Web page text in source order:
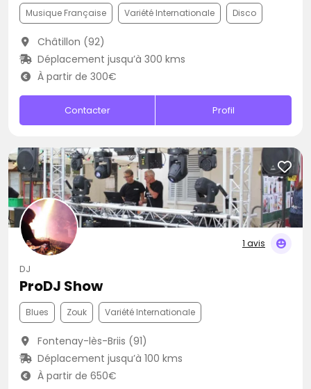
Musique Française Variété Internationale Disco
Châtillon (92)
Déplacement jusqu’à 300 kms
À partir de 300€
Contacter Profil
1 avis
DJ
ProDJ Show
Blues Zouk Variété Internationale
Fontenay-lès-Briis (91)
Déplacement jusqu’à 100 kms
À partir de 650€